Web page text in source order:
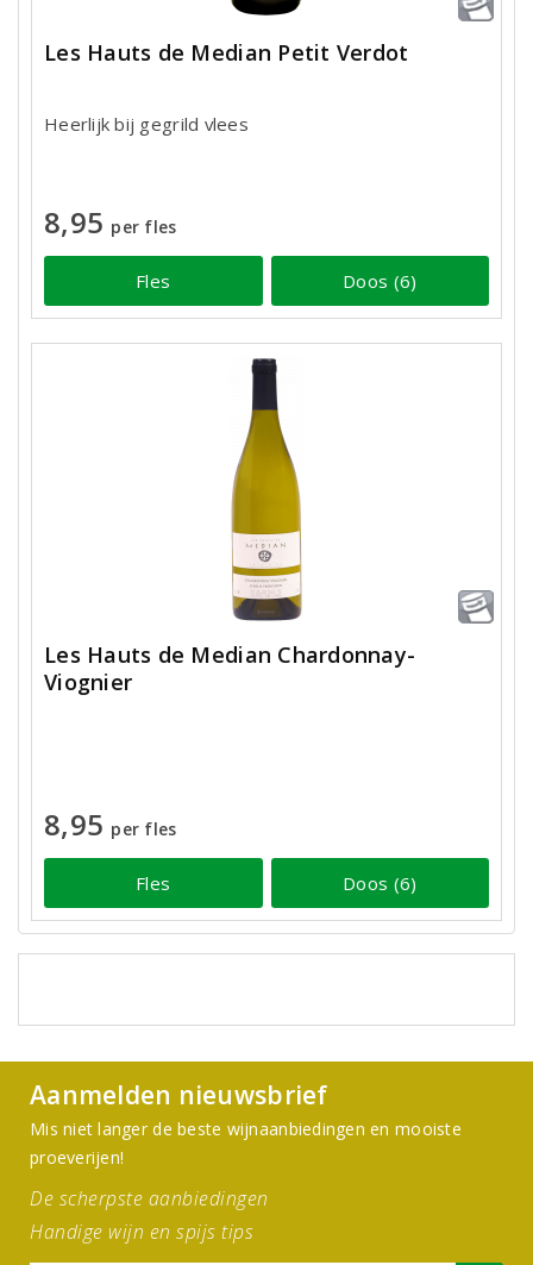
Les Hauts de Median Petit Verdot
Heerlijk bij gegrild vlees
8,95 per fles
Fles Doos (6)
Les Hauts de Median Chardonnay-
Viognier
8,95 per fles
Fles Doos (6)
Aanmelden nieuwsbrief
Mis niet langer de beste wijnaanbiedingen en mooiste
proeverijen!
De scherpste aanbiedingen
Handige wijn en spijs tips